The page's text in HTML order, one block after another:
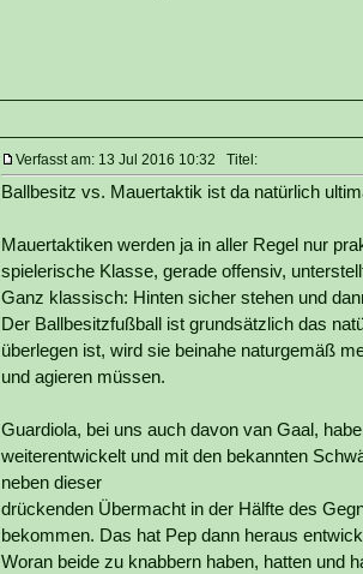
Verfasst am: 13 Jul 2016 10:32 Titel:
Ballbesitz vs. Mauertaktik ist da natürlich
Mauertaktiken werden ja in aller Regel nur
spielerische Klasse, gerade offensiv,
Ganz klassisch: Hinten sicher stehen und
Der Ballbesitzfußball ist grundsätzlich das
überlegen ist, wird sie beinahe naturgemäß
und agieren müssen.
Guardiola, bei uns auch davon van Gaal,
weiterentwickelt und mit den bekannten
neben dieser
drückenden Übermacht in der Hälfte des
bekommen. Das hat Pep dann heraus
Woran beide zu knabbern haben, hatten und